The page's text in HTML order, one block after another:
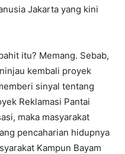
Jakarta yang kini
itu? Memang. Sebab,
kembali proyek
sinyal tentang
Reklamasi Pantai
maka masyarakat
pencaharian hidupnya
Kampun Bayam